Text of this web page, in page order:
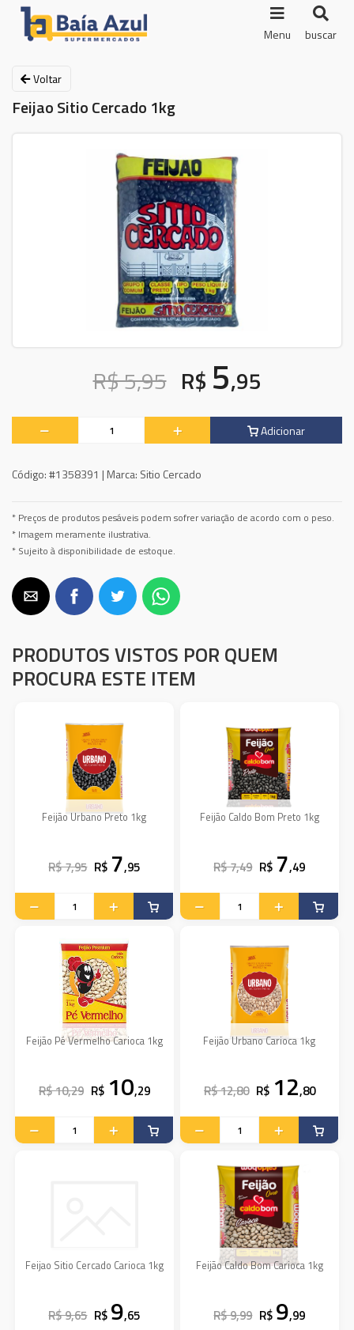
Menu buscar
Voltar
Feijao Sitio Cercado 1kg
R$ 5,95 R$ 5,95
Adicionar
Código:#1358391 | Marca: Sitio Cercado
* Preços de produtos pesáveis podem sofrer variação de acordo com o peso.
* Imagem meramente ilustrativa.
* Sujeito à disponibilidade de estoque.
PRODUTOS VISTOS POR QUEM
PROCURA ESTE ITEM
Feijão Urbano Preto 1kg
R$ 7,95 R$ 7,95
Feijão Caldo Bom Preto 1kg
R$ 7,49 R$ 7,49
Feijão Pé Vermelho Carioca 1kg
R$ 10,29 R$ 10,29
Feijão Urbano Carioca 1kg
R$ 12,80 R$ 12,80
Feijao Sitio Cercado Carioca 1kg
R$ 9,65 R$ 9,65
Feijão Caldo Bom Carioca 1kg
R$ 9,99 R$ 9,99